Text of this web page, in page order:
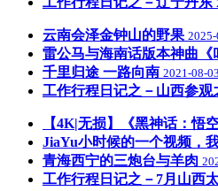
云南会泽金钟山的野果
雷公马与海南话版本神曲《
千里归途 一路向南 2021-08-03
工作行程日记之－山西参观
【4K|无损】《黑神话：悟
JiaYu小时候的一个视频，
青海西宁的三炮台与羊肉
工作行程日记之－7月山西